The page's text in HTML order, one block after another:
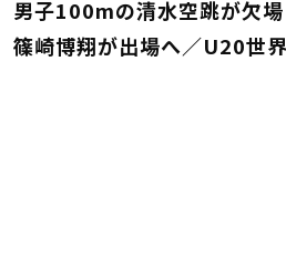
男子100mの清水空跳が欠
篠崎博翔が出場へ／U20世